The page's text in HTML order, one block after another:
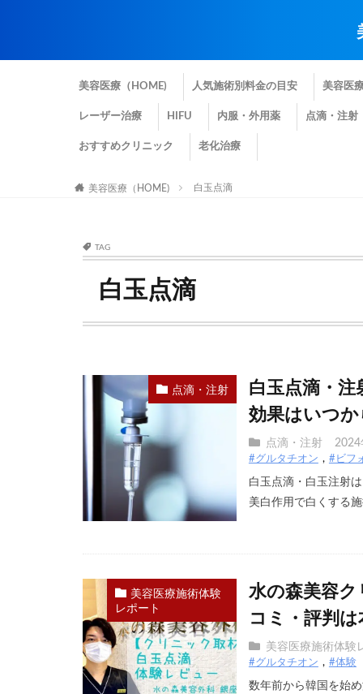
美容医療（HOME) 人気施術別料金の目安 美容医
レーザー治療 HIFU 内服・外用薬 点滴・注射
おすすめクリニック 老化治療
美容医療（HOME) 白玉点滴
TAG
白玉点滴
点滴・注射
白玉点滴・
効果はいつか
点滴・注射 2024
#グルタチオン #ビフ
白玉点滴・白玉注射
美白作用で白くする
美容医療施術体験
レポート
水の森美容
コミ・評判は
美容医療施術体験
#グルタチオン #体験
数年前から韓国を始